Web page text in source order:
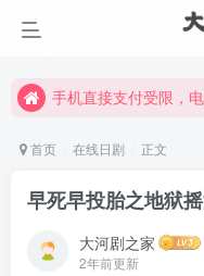
手机直接支付受限，
手机直接支付受限，
首页 在线日剧 正文
早死早投胎之地狱
大河剧之家
2年前更新